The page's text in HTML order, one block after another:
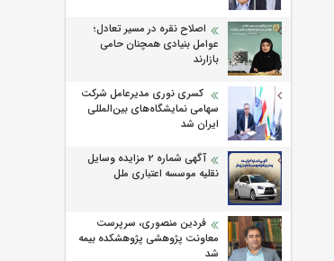
اصلاح نقره در مسیر تعادل؛
عوامل بنیادی همچنان حامی
بازارند
کسری نوری مدیرعامل شرکت
سهامی نمایشگاه‌های بین‌المللی
ایران شد
آگهی شماره 2 مزایده وسایل
نقلیه موسسه اعتباری ملل
فردین منصوری، سرپرست
معاونت پژوهشی پژوهشكده بیمه
شد